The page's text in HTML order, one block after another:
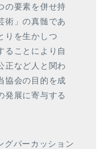
の要素を併せ持
術」の真髄であ
りを生かしつ
ることにより自
正など人と関わ
協会の目的を成
発展に寄与する
グパーカッション